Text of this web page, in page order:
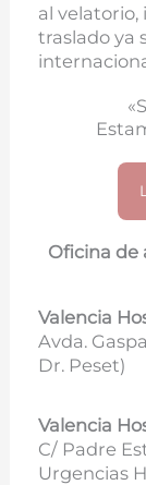
al
traslado ya
Oficina de
Valencia
Avda.
Dr. Peset)
Valencia
C/ Padre
Urgencias